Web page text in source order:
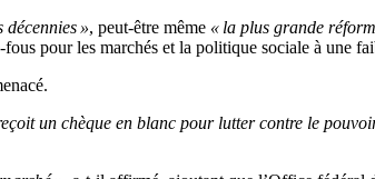
», peut-être même « la plus grande
pour les marchés et la politique sociale à une
un chèque en blanc pour lutter contre le